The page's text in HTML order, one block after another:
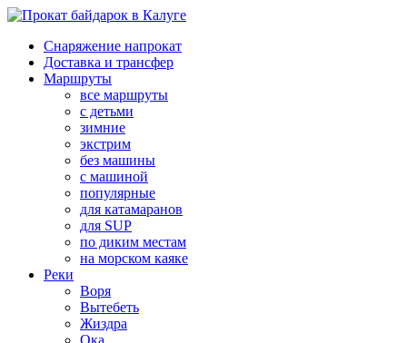
Снаряжение напрокат
Доставка и трансфер
Маршруты
все маршруты
с детьми
зимние
экстрим
без машины
с машиной
популярные
для катамаранов
для SUP
по диким местам
на морском каяке
Реки
Воря
Вытебеть
Жиздра
Ока